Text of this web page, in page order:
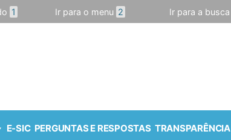
1 Ir para o menu 2 Ir para a busca
E-SIC PERGUNTAS E RESPOSTAS TRANSPARÊNCIA